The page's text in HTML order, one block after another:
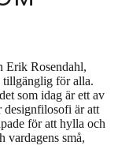
Erik Rosendahl,
tillgänglig för alla.
som idag är ett av
designfilosofi är att
för att hylla och
vardagens små,